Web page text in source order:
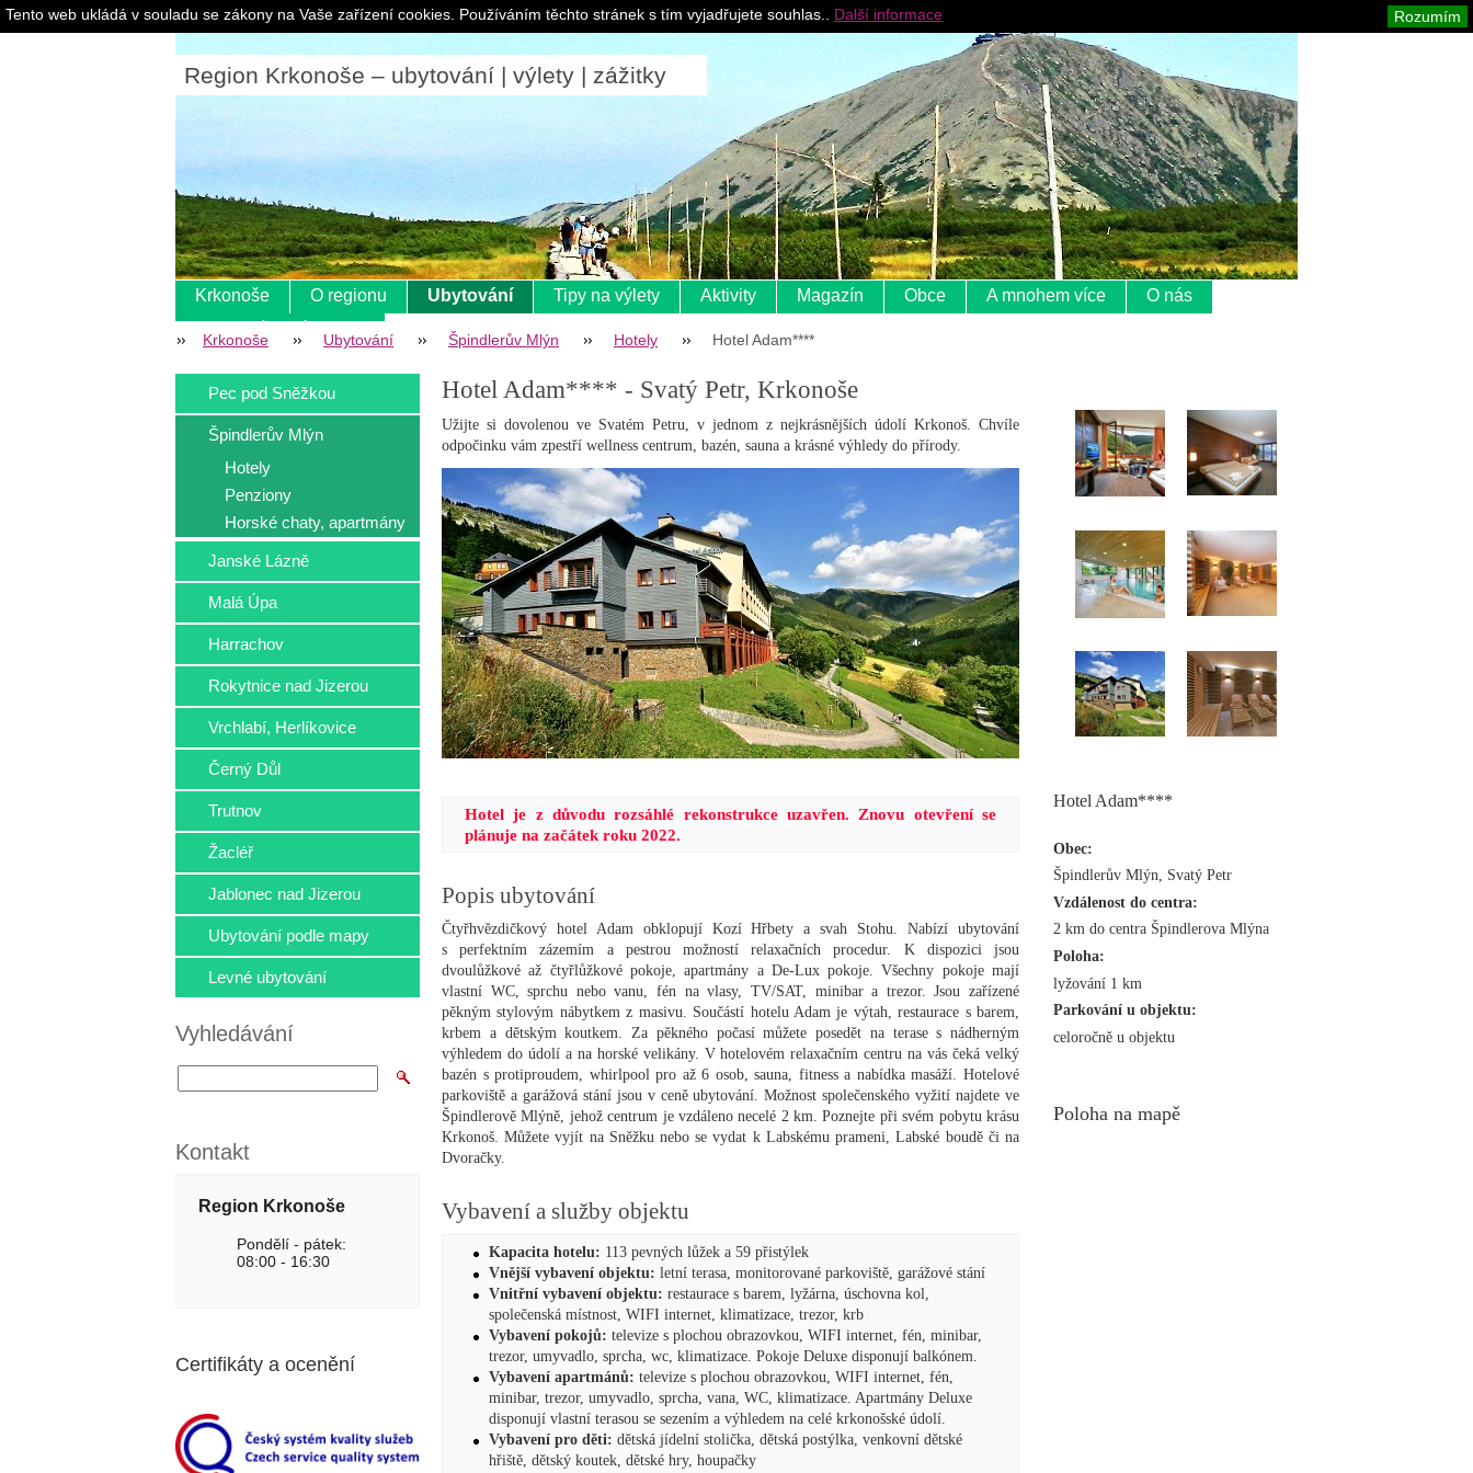
Region Krkonoše – ubytování | výlety | zážitky
Pro ubytovatele
Krkonoše O regionu Ubytování Tipy na výlety Aktivity Magazín Obce A mnohem více
O nás
Krkonoše Ubytování Špindlerův Mlýn Hotely Hotel Adam****
Hotel Adam****
Obec:
Špindlerův Mlýn, Svatý Petr
Vzdálenost do centra:
2 km do centra Špindlerova Mlýna
Poloha:
lyžování 1 km
Parkování u objektu:
celoročně u objektu
Poloha na mapě
Hotel Adam**** - Svatý Petr, Krkonoše
Užijte si dovolenou ve Svatém Petru, v jednom z nejkrásnějších údolí Krkonoš. Chvíle
odpočinku vám zpestří wellness centrum, bazén, sauna a krásné výhledy do přírody.
Hotel je z důvodu rozsáhlé rekonstrukce uzavřen. Znovu otevření se
plánuje na začátek roku 2022.
Popis ubytování
Čtyřhvězdičkový hotel Adam obklopují Kozí Hřbety a svah Stohu. Nabízí ubytování
s perfektním zázemím a pestrou možností relaxačních procedur. K dispozici jsou
dvoulůžkové až čtyřlůžkové pokoje, apartmány a De-Lux pokoje. Všechny pokoje mají
vlastní WC, sprchu nebo vanu, fén na vlasy, TV/SAT, minibar a trezor. Jsou zařízené
pěkným stylovým nábytkem z masivu. Součástí hotelu Adam je výtah, restaurace s barem,
krbem a dětským koutkem. Za pěkného počasí můžete posedět na terase s nádherným
výhledem do údolí a na horské velikány. V hotelovém relaxačním centru na vás čeká velký
bazén s protiproudem, whirlpool pro až 6 osob, sauna, fitness a nabídka masáží. Hotelové
parkoviště a garážová stání jsou v ceně ubytování. Možnost společenského vyžití najdete ve
Špindlerově Mlýně, jehož centrum je vzdáleno necelé 2 km. Poznejte při svém pobytu krásu
Krkonoš. Můžete vyjít na Sněžku nebo se vydat k Labskému prameni, Labské boudě či na
Dvoračky.
Vybavení a služby objektu
Kapacita hotelu: 113 pevných lůžek a 59 přistýlek
Vnější vybavení objektu: letní terasa, monitorované parkoviště, garážové stání
Vnitřní vybavení objektu: restaurace s barem, lyžárna, úschovna kol,
společenská místnost, WIFI internet, klimatizace, trezor, krb
Vybavení pokojů: televize s plochou obrazovkou, WIFI internet, fén, minibar,
trezor, umyvadlo, sprcha, wc, klimatizace. Pokoje Deluxe disponují balkónem.
Vybavení apartmánů: televize s plochou obrazovkou, WIFI internet, fén,
minibar, trezor, umyvadlo, sprcha, vana, WC, klimatizace. Apartmány Deluxe
disponují vlastní terasou se sezením a výhledem na celé krkonošské údolí.
Vybavení pro děti: dětská jídelní stolička, dětská postýlka, venkovní dětské
hřiště, dětský koutek, dětské hry, houpačky
Pec pod Sněžkou
Špindlerův Mlýn
Hotely
Penziony
Horské chaty, apartmány
Janské Lázně
Malá Úpa
Harrachov
Rokytnice nad Jizerou
Vrchlabí, Herlíkovice
Černý Důl
Trutnov
Žacléř
Jablonec nad Jizerou
Ubytování podle mapy
Levné ubytování
Vyhledávání
Kontakt
Region Krkonoše
Pondělí - pátek:
08:00 - 16:30
Certifikáty a ocenění
Tento web ukládá v souladu se zákony na Vaše zařízení cookies. Používáním těchto stránek s tím vyjadřujete souhlas.. Rozumím
Další informace